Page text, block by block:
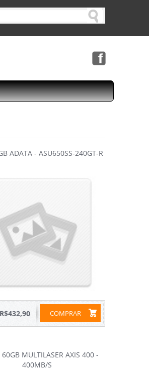
ADATA - ASU650SS-240GT-R
COMPRAR
R$432,90
60GB MULTILASER AXIS 400 -
400MB/S